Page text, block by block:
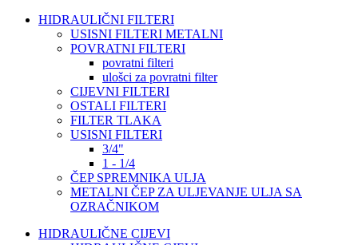
HIDRAULIČNI FILTERI
USISNI FILTERI METALNI
POVRATNI FILTERI
povratni filteri
ulošci za povratni filter
CIJEVNI FILTERI
OSTALI FILTERI
FILTER TLAKA
USISNI FILTERI
3/4"
1 - 1/4
ČEP SPREMNIKA ULJA
METALNI ČEP ZA ULJEVANJE ULJA SA
OZRAČNIKOM
HIDRAULIČNE CIJEVI